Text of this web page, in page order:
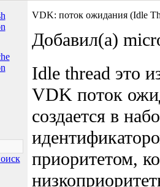
VDK: поток ожидания (Idle
Добавил(а)
Idle thread это
VDK поток
создается в
приоритетом,